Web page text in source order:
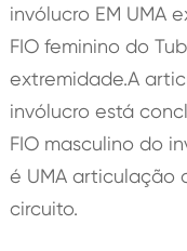
invólucro EM UMA
FIO feminino do
extremidade.A
invólucro está
FIO masculino do
é UMA articulação
circuito.